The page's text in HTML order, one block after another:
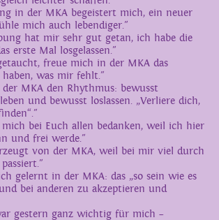
in der MKA begeistert mich, ein neuer
mich auch lebendiger."
hat mir sehr gut getan, ich habe die
erste Mal losgelassen."
freue mich in der MKA das
was mir fehlt."
MKA den Rhythmus: bewusst
und bewusst loslassen. „Verliere dich,
bei Euch allen bedanken, weil ich hier
und frei werde."
von der MKA, weil bei mir viel durch
gelernt in der MKA: das „so sein wie es
bei anderen zu akzeptieren und
gestern ganz wichtig für mich –